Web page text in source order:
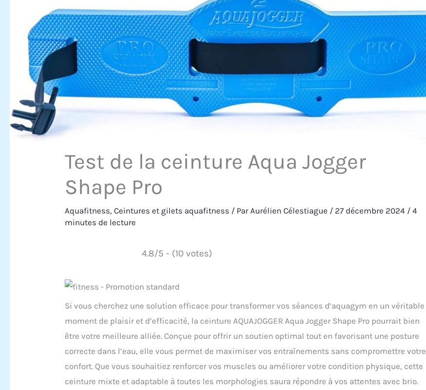
Test de la ceinture Aqua Jogger
Shape Pro
Aquafitness,Ceintures et gilets aquafitness / ParAurélien Célestiague / 27 décembre 2024 /4
minutes de lecture
4.8/5 - (10 votes)
Si vous cherchez une solution efficace pour transformer vos séances d’aquagym en un véritable
moment de plaisir et d’efficacité, la ceinture AQUAJOGGER Aqua Jogger Shape Pro pourrait bien
être votre meilleure alliée. Conçue pour offrir un soutien optimal tout en favorisant une posture
correcte dans l’eau, elle vous permet de maximiser vos entraînements sans compromettre votre
confort. Que vous souhaitiez renforcer vos muscles ou améliorer votre condition physique, cette
ceinture mixte et adaptable à toutes les morphologies saura répondre à vos attentes avec brio.